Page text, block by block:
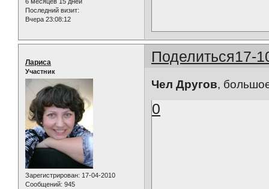
Последний визит:
Вчера 23:08:12
Поделиться17-
Лариса
Участник
Зарегистрирован: 17-04-2010
Сообщений: 945
Чел Другов,
0